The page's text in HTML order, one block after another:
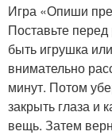
Игра «Опиши
Поставьте
быть игрушка
внимательно
минут. Потом
закрыть глаза и
вещь. Затем